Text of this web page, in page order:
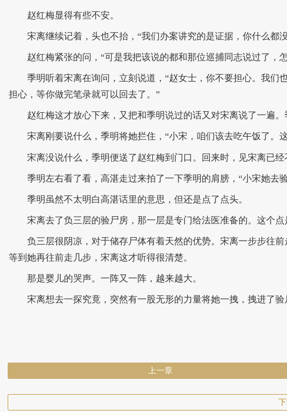
赵红梅显得有些不安。
宋离继续记着，头也不抬，“我们办案讲究的是证据，你什么都
赵红梅紧张的问，“可是我把该说的都和那位巡捕同志说过了，
季明听着宋离在询问，立刻说道，“赵女士，你不要担心。我
担心，等你做完笔录就可以回去了。”
赵红梅这才放心下来，又把和季明说过的话又对宋离说了一遍
宋离刚要说什么，季明将她拦住，“小宋，咱们该去吃午饭了。
宋离没说什么，季明便送了赵红梅到门口。回来时，见宋离已经
季明左右看了看，高湛走过来拍了一下季明的肩膀，“小宋她
季明虽然不太明白高湛话里的意思，但还是点了点头。
宋离去了负三层的验尸房，那一层是专门给法医准备的。这个
负三层很阴凉，对于储存尸体有着天然的优势。宋离一步步往
等到她再往前走几步，宋离这才听得很清楚。
那是婴儿的哭声。一阵又一阵，越来越大。
宋离想去一探究竟，突然有一股无形的力量将她一拽，拽进了验
上一章